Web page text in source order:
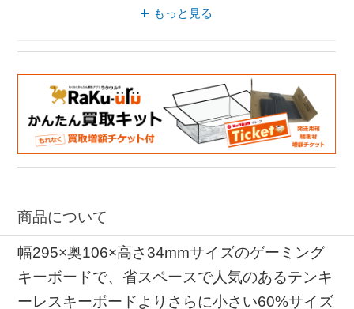
ゲーミングキーボード ITPROTECH
もっと見る
商品について
幅295×奥106×高さ34mmサイズのゲーミング
キーボードで、省スペースで人気のあるテンキ
ーレスキーボードよりさらに小さい60%サイズ